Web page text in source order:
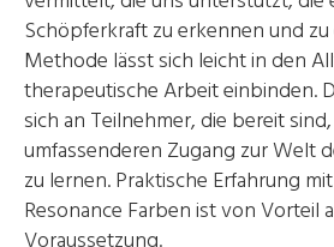
Schöpferkraft zu erkennen und
Methode lässt sich leicht in den
therapeutische Arbeit einbinden.
sich an Teilnehmer, die bereit
umfassenderen Zugang zur Welt
zu lernen. Praktische Erfahrung
Resonance Farben ist von Vorteil